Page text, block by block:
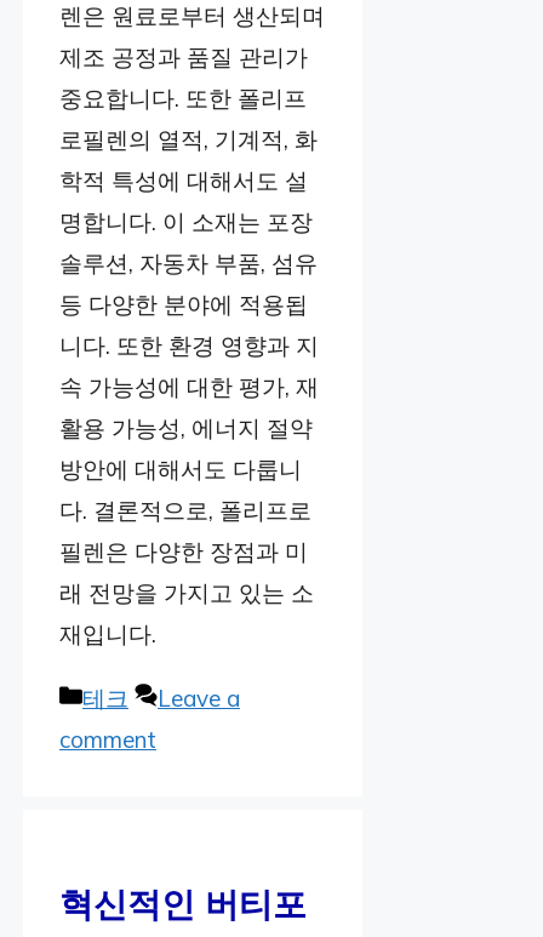
렌은 원료로부터 생산되며
제조 공정과 품질 관리가
중요합니다. 또한 폴리프
로필렌의 열적, 기계적, 화
학적 특성에 대해서도 설
명합니다. 이 소재는 포장
솔루션, 자동차 부품, 섬유
등 다양한 분야에 적용됩
니다. 또한 환경 영향과 지
속 가능성에 대한 평가, 재
활용 가능성, 에너지 절약
방안에 대해서도 다룹니
다. 결론적으로, 폴리프로
필렌은 다양한 장점과 미
래 전망을 가지고 있는 소
재입니다.
Categories
테크
Leave a
comment
혁신적인 버티포